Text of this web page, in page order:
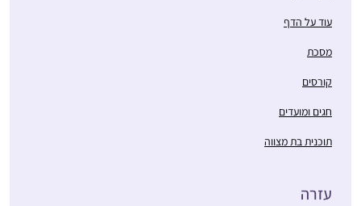
עוד על הדף
מסכת
קורסים
חגים ומועדים
תוכנית בת מצווה
עזרה